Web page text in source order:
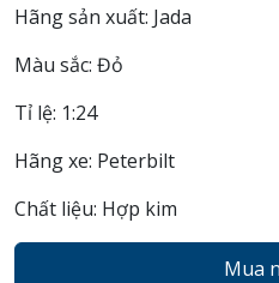
Hãng sản xuất: Jada
Màu sắc: Đỏ
Tỉ lệ: 1:24
Hãng xe: Peterbilt
Chất liệu: Hợp kim
Mua